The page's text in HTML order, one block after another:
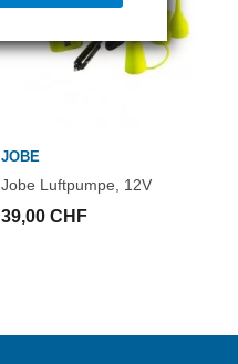
JOBE
Jobe Luftpumpe, 12V
39,00 CHF